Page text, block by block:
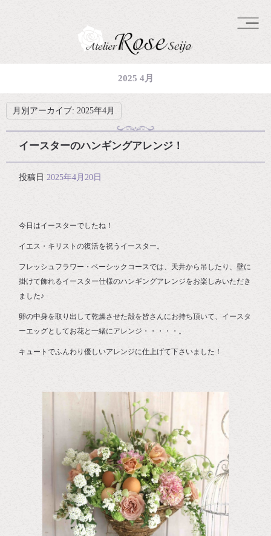
2025 4月
月別アーカイブ: 2025年4月
イースターのハンギングアレンジ！
投稿日 2025年4月20日
今日はイースターでしたね！
イエス・キリストの復活を祝うイースター。
フレッシュフラワー・ベーシックコースでは、天井から吊したり、壁に
掛けて飾れるイースター仕様のハンギングアレンジをお楽しみいただき
ました♪
卵の中身を取り出して乾燥させた殻を皆さんにお持ち頂いて、イースタ
ーエッグとしてお花と一緒にアレンジ・・・・・。
キュートでふんわり優しいアレンジに仕上げて下さいました！